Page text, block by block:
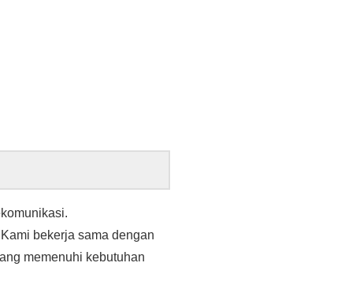
bekerja sama dengan
memenuhi kebutuhan